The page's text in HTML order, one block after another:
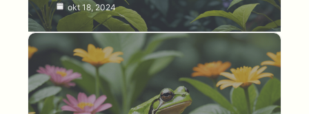
okt 18, 2024